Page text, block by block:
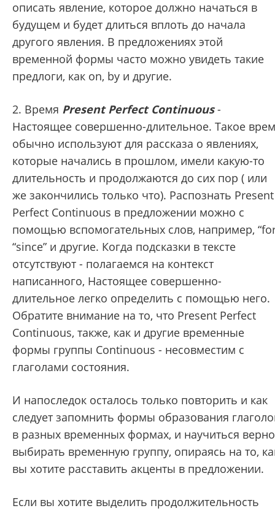
описать явление, которое должно начаться в
будущем и будет длиться вплоть до начала
другого явления. В предложениях этой
временной формы часто можно увидеть такие
предлоги, как on, by и другие.
2. Время Present Perfect Continuous-
Настоящее совершенно-длительное. Такое
обычно используют для рассказа о явлениях,
которые начались в прошлом, имели какую-то
длительность и продолжаются до сих пор ( или
же закончились только что). Распознать Present
Perfect Continuous в предложении можно с
помощью вспомогательных слов, например,
“since” и другие. Когда подсказки в тексте
отсутствуют - полагаемся на контекст
написанного, Настоящее совершенно-
длительное легко определить с помощью него.
Обратите внимание на то, что Present Perfect
Continuous, также, как и другие временные
формы группы Continuous - несовместим с
глаголами состояния.
И напоследок осталось только повторить и как
следует запомнить формы образования
в разных временных формах, и научиться верно
выбирать временную группу, опираясь на то,
вы хотите расставить акценты в предложении.
Если вы хотите выделить продолжительность